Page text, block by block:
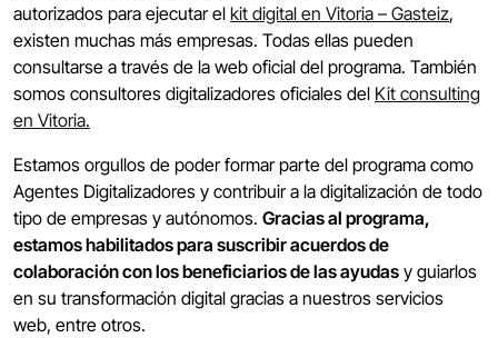
autorizados para ejecutar el kit digital en Vitoria – Gasteiz,
existen muchas más empresas. Todas ellas pueden
consultarse a través de la web oficial del programa. También
somos consultores digitalizadores oficiales del Kit consulting
en Vitoria.
Estamos orgullos de poder formar parte del programa como
Agentes Digitalizadores y contribuir a la digitalización de todo
tipo de empresas y autónomos. Gracias al programa,
estamos habilitados para suscribir acuerdos de
colaboración con los beneficiarios de las ayudas y guiarlos
en su transformación digital gracias a nuestros servicios
web, entre otros.